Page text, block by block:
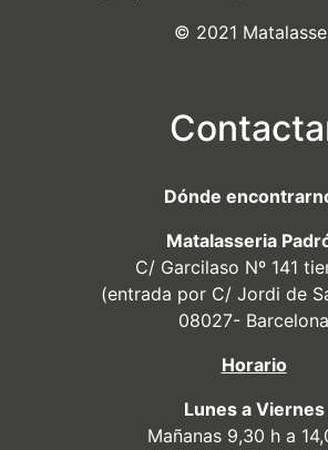
© 2021
Dónde
Matalasseria
C/ Garcilaso Nº 141
(entrada por C/ Jordi de
08027- Barcelona
Horario
Lunes a Viernes
Mañanas 9,30 h a